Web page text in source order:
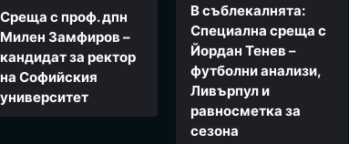
Среща с проф. дпн
Милен Замфиров –
кандидат за ректор
на Софийския
университет
В съблекалнята:
Специална среща с
Йордан Тенев –
футболни анализи,
Ливърпул и
равносметка за
сезона